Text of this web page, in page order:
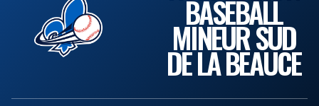
BASEBALL
MINEUR SUD
DE LA BEAUCE